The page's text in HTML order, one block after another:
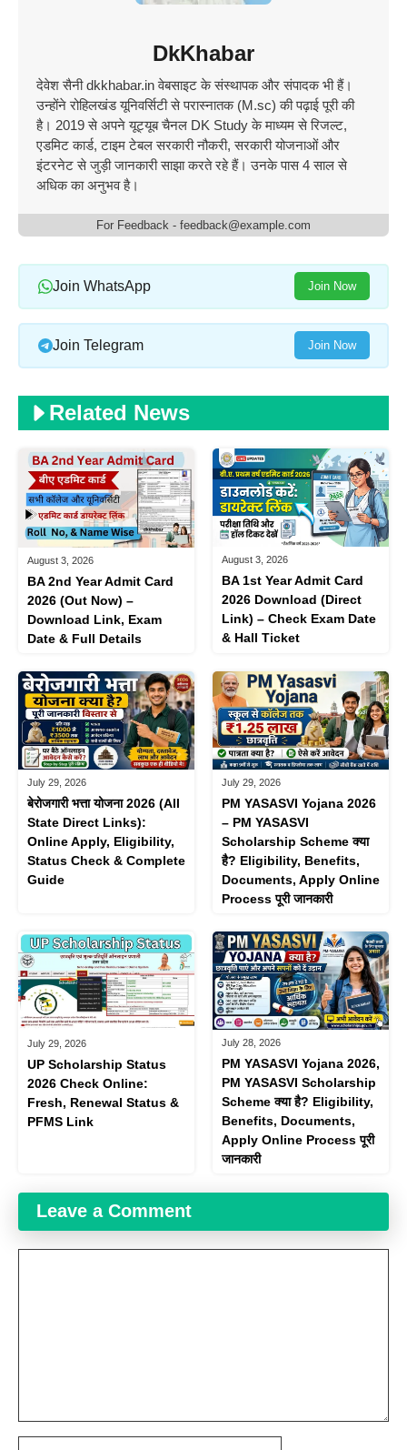
DkKhabar
देवेश सैनी dkkhabar.in वेबसाइट के संस्थापक और संपादक भी हैं।
उन्होंने रोहिलखंड यूनिवर्सिटी से परास्नातक (M.sc) की पढ़ाई पूरी की
है। 2019 से अपने यूट्यूब चैनल DK Study के माध्यम से रिजल्ट,
एडमिट कार्ड, टाइम टेबल सरकारी नौकरी, सरकारी योजनाओं और
इंटरनेट से जुड़ी जानकारी साझा करते रहे हैं। उनके पास 4 साल से
अधिक का अनुभव है।
For Feedback - feedback@example.com
Join WhatsApp Join Now
Join Telegram Join Now
Related News
August 3, 2026
BA 2nd Year Admit Card
2026 (Out Now) –
Download Link, Exam
Date & Full Details
August 3, 2026
BA 1st Year Admit Card
2026 Download (Direct
Link) – Check Exam Date
& Hall Ticket
July 29, 2026
बेरोजगारी भत्ता योजना 2026 (All
State Direct Links):
Online Apply, Eligibility,
Status Check & Complete
Guide
July 29, 2026
PM YASASVI Yojana 2026
– PM YASASVI
Scholarship Scheme क्या
है? Eligibility, Benefits,
Documents, Apply Online
Process पूरी जानकारी
July 29, 2026
UP Scholarship Status
2026 Check Online:
Fresh, Renewal Status &
PFMS Link
July 28, 2026
PM YASASVI Yojana 2026,
PM YASASVI Scholarship
Scheme क्या है? Eligibility,
Benefits, Documents,
Apply Online Process पूरी
जानकारी
Leave a Comment